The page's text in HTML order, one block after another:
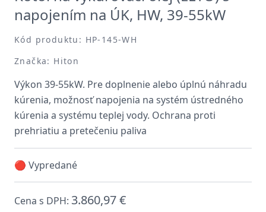
napojením na ÚK, HW, 39-55kW
Kód produktu: HP-145-WH
Značka: Hiton
Výkon 39-55kW. Pre doplnenie alebo úplnú náhradu
kúrenia, možnosť napojenia na systém ústredného
kúrenia a systému teplej vody. Ochrana proti
prehriatiu a pretečeniu paliva
🔴 Vypredané
Cena s DPH: 3.860,97 €